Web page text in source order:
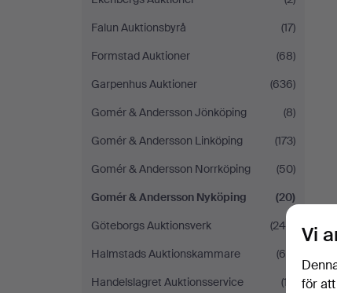
Falun Auktionsbyrå
(17)
Formstad Auktioner
(68)
Garpenhus Auktioner
(636)
Gomér & Andersson Jönköping
(8)
Gomér & Andersson Linköping
(173)
Gomér & Andersson Norrköping
(50)
Gomér & Andersson Nyköping
(20)
Göteborgs Auktionsverk
(245)
Halmstads Auktionskammare
(68)
Handelslagret Auktionsservice
(17)
Vi
för